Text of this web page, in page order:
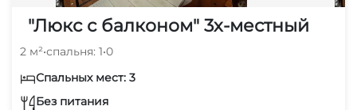
"Люкс с балконом" 3х-местный
2 м²•спальня: 1•0
Спальных мест: 3
Без питания